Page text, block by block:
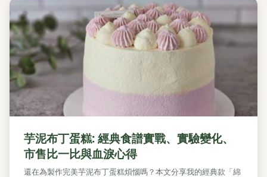
芋泥布丁蛋糕: 經典食譜實戰、實驗變化、
市售比一比與血淚心得
還在為製作完美芋泥布丁蛋糕煩惱嗎？本文分享我的經典款「綿